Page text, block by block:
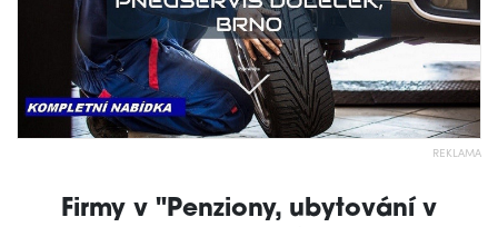
REKLAMA
Firmy v "Penziony, ubytování v